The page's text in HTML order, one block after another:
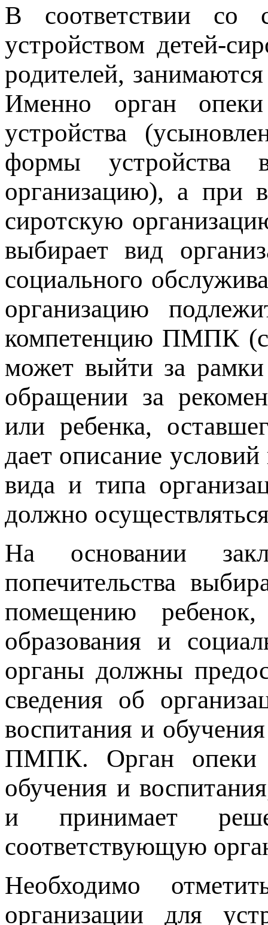
В соответствии со
устройством детей-
родителей,
Именно орган
устройства
формы
организацию), а при
сиротскую
выбирает вид
социального
организацию
компетенцию ПМПК
может выйти за
обращении за
или ребенка,
дает описание
вида и типа
должно
На основании
попечительства
помещению
образования и
органы должны
сведения об
воспитания и
ПМПК. Орган опеки и
обучения и
и принимает
соответствующую
Необходимо
организации для